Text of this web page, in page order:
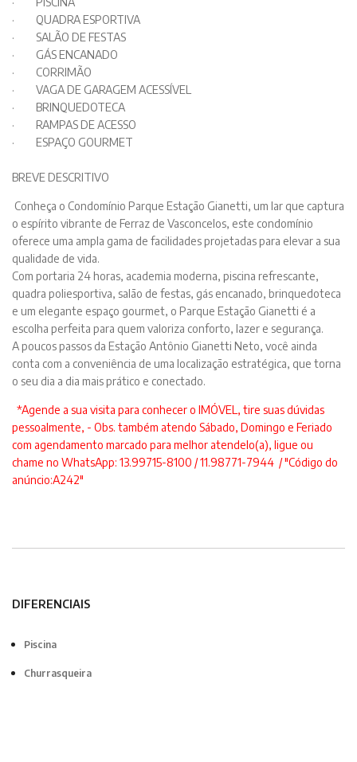
· QUADRA ESPORTIVA
· SALÃO DE FESTAS
· GÁS ENCANADO
· CORRIMÃO
· VAGA DE GARAGEM ACESSÍVEL
· BRINQUEDOTECA
· RAMPAS DE ACESSO
· ESPAÇO GOURMET
BREVE DESCRITIVO
Conheça o Condomínio Parque Estação Gianetti, um lar que captura
o espírito vibrante de Ferraz de Vasconcelos, este condomínio
oferece uma ampla gama de facilidades projetadas para elevar a sua
qualidade de vida.
Com portaria 24 horas, academia moderna, piscina refrescante,
quadra poliesportiva, salão de festas, gás encanado, brinquedoteca
e um elegante espaço gourmet, o Parque Estação Gianetti é a
escolha perfeita para quem valoriza conforto, lazer e segurança.
A poucos passos da Estação Antônio Gianetti Neto, você ainda
conta com a conveniência de uma localização estratégica, que torna
o seu dia a dia mais prático e conectado.
*Agende a sua visita para conhecer o IMÓVEL, tire suas dúvidas
pessoalmente, - Obs. também atendo Sábado, Domingo e Feriado
com agendamento marcado para melhor atendelo(a), ligue ou
chame no WhatsApp: 13.99715-8100 / 11.98771-7944 / "Código do
anúncio:A242"
DIFERENCIAIS
Piscina
Churrasqueira